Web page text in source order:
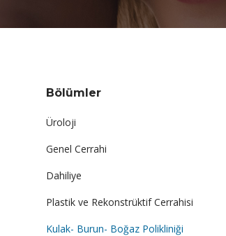
Bölümler
Üroloji
Genel Cerrahi
Dahiliye
Plastik ve Rekonstrüktif Cerrahisi
Kulak- Burun- Boğaz Polikliniği